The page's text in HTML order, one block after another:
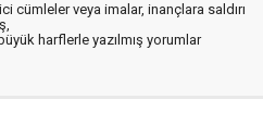
cümleler veya imalar, inançlara saldırı
harflerle yazılmış yorumlar